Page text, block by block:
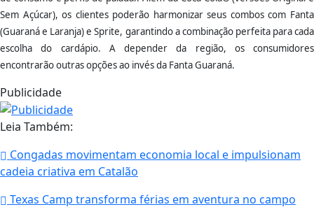
Sem Açúcar), os clientes poderão harmonizar seus combos com Fanta
(Guaraná e Laranja) e Sprite, garantindo a combinação perfeita para cada
escolha do cardápio. A depender da região, os consumidores
encontrarão outras opções ao invés da Fanta Guaraná.
Publicidade
Leia Também:
Congadas movimentam economia local e impulsionam
cadeia criativa em Catalão
Texas Camp transforma férias em aventura no campo